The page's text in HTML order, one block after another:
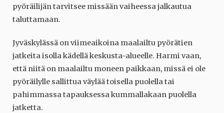
pyöräilijän tarvitsee missään vaiheessa jalkautua
taluttamaan.
Jyväskylässä on viimeaikoina maalailtu pyörätien
jatkeita isolla kädellä keskusta-alueelle. Harmi vaan,
että niitä on maalailtu moneen paikkaan, missä ei ole
pyöräilylle sallittua väylää toisella puolella tai
pahimmassa tapauksessa kummallakaan puolella
jatketta.